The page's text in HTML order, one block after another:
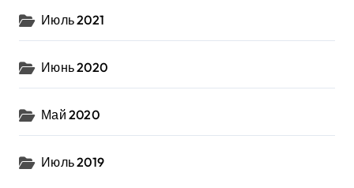
Июль 2021
Июнь 2020
Май 2020
Июль 2019